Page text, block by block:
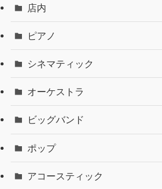
店内
ピアノ
シネマティック
オーケストラ
ビッグバンド
ポップ
アコースティック